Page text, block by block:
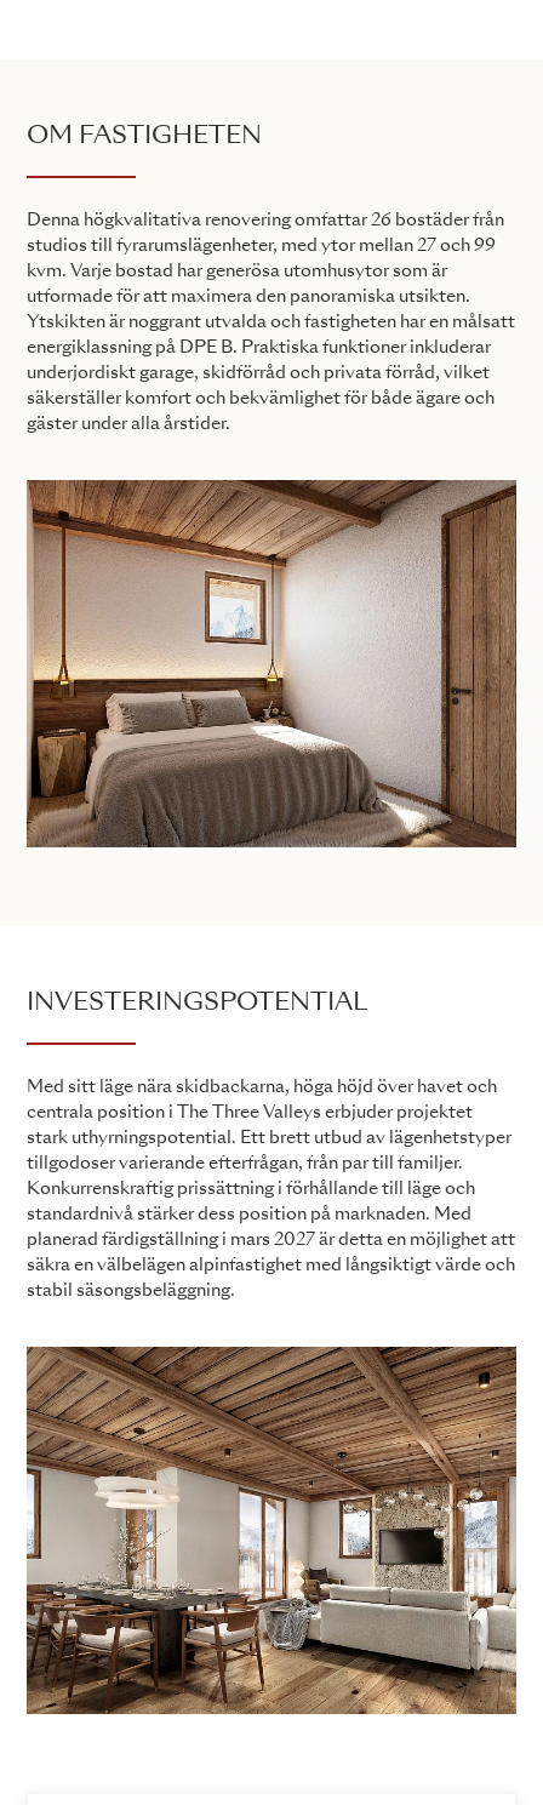
OM FASTIGHETEN
Denna högkvalitativa renovering omfattar 26 bostäder från
studios till fyrarumslägenheter, med ytor mellan 27 och 99
kvm. Varje bostad har generösa utomhusytor som är
utformade för att maximera den panoramiska utsikten.
Ytskikten är noggrant utvalda och fastigheten har en målsatt
energiklassning på DPE B. Praktiska funktioner inkluderar
underjordiskt garage, skidförråd och privata förråd, vilket
säkerställer komfort och bekvämlighet för både ägare och
gäster under alla årstider.
INVESTERINGSPOTENTIAL
Med sitt läge nära skidbackarna, höga höjd över havet och
centrala position i The Three Valleys erbjuder projektet
stark uthyrningspotential. Ett brett utbud av lägenhetstyper
tillgodoser varierande efterfrågan, från par till familjer.
Konkurrenskraftig prissättning i förhållande till läge och
standardnivå stärker dess position på marknaden. Med
planerad färdigställning i mars 2027 är detta en möjlighet att
säkra en välbelägen alpinfastighet med långsiktigt värde och
stabil säsongsbeläggning.